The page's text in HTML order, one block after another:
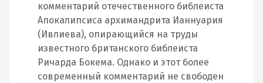
комментарий отечественного библеиста
Апокалипсиса архимандрита Ианнуария
(Ивлиева), опирающийся на труды
известного британского библеиста
Ричарда Бокема. Однако и этот более
современный комментарий не свободен